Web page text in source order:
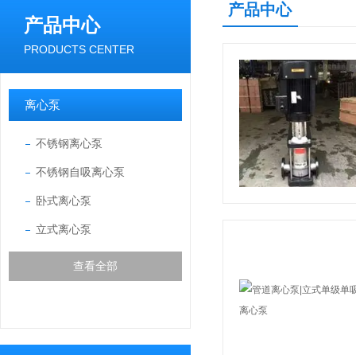
产品中心
PRODUCTS CENTER
离心泵
不锈钢离心泵
不锈钢自吸离心泵
卧式离心泵
立式离心泵
查看全部
产品中心